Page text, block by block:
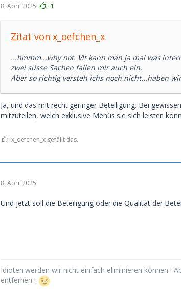
8. April 2025 +1
Zitat von x_oefchen_x
...hmmm...why not. Vlt kann man ja mal was
zwei süsse Sachen fallen mir auch ein.
Aber so richtig versteh ichs noch nicht...haben
Ja, und das mit recht geringer Beteiligung. Bei
mitzuteilen, welch exklusive Menüs sie sich leisten
x_oefchen_x gefällt das.
8. April 2025
Und jetzt soll die Beteiligung oder die Qualität der
Idioten werden wir nicht einfach eliminieren können !
entfernen !